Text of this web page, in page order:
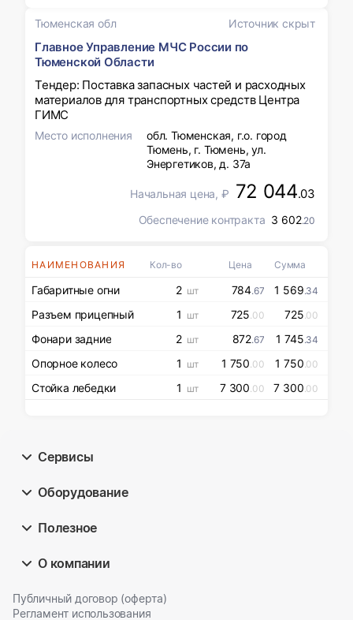
Тюменская обл Источник скрыт
Главное Управление МЧС России по
Тюменской Области
Тендер: Поставка запасных частей и расходных
материалов для транспортных средств Центра
ГИМС
Место исполнения
обл. Тюменская, г.о. город
Тюмень, г. Тюмень, ул.
Энергетиков, д. 37а
Начальная цена, ₽ 72 044.03
Обеспечение контракта 3 602.20
НАИМЕНОВАНИЯ Кол-во Цена Сумма
Габаритные огни 2 шт 784.67 1 569.34
Разъем прицепный 1 шт 725.00 725.00
Фонари задние 2 шт 872.67 1 745.34
Опорное колесо 1 шт 1 750.00 1 750.00
Стойка лебедки 1 шт 7 300.00 7 300.00
Сервисы
Оборудование
Полезное
О компании
Публичный договор (оферта)
Регламент использования